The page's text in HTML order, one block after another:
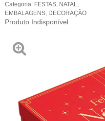
Categoria: FESTAS NATAL
EMBALAGENS DECORAÇÃO
Produto Indisponível